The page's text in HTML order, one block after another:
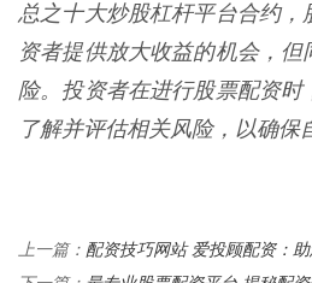
总之十大炒股杠杆平台合约，
资者提供放大收益的机会，
险。投资者在进行股票配资
了解并评估相关风险，以确保
上一篇： 配资技巧网站 爱投顾配资：